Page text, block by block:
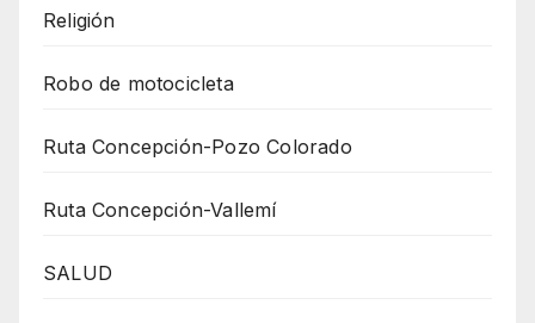
Religión
Robo de motocicleta
Ruta Concepción-Pozo Colorado
Ruta Concepción-Vallemí
SALUD